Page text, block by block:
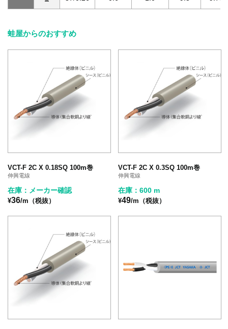
蛙屋からのおすすめ
VCT-F 2C X 0.18SQ 100m巻
伸興電線
在庫：メーカー確認
¥36/m（税抜）
VCT-F 2C X 0.3SQ 100m巻
伸興電線
在庫：600 m
¥49/m（税抜）